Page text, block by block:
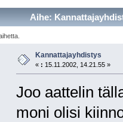
Aihe:
Kannattajayhdistys
« : 15.11.2002, 14.21.55 »
Joo aattelin
moni olisi